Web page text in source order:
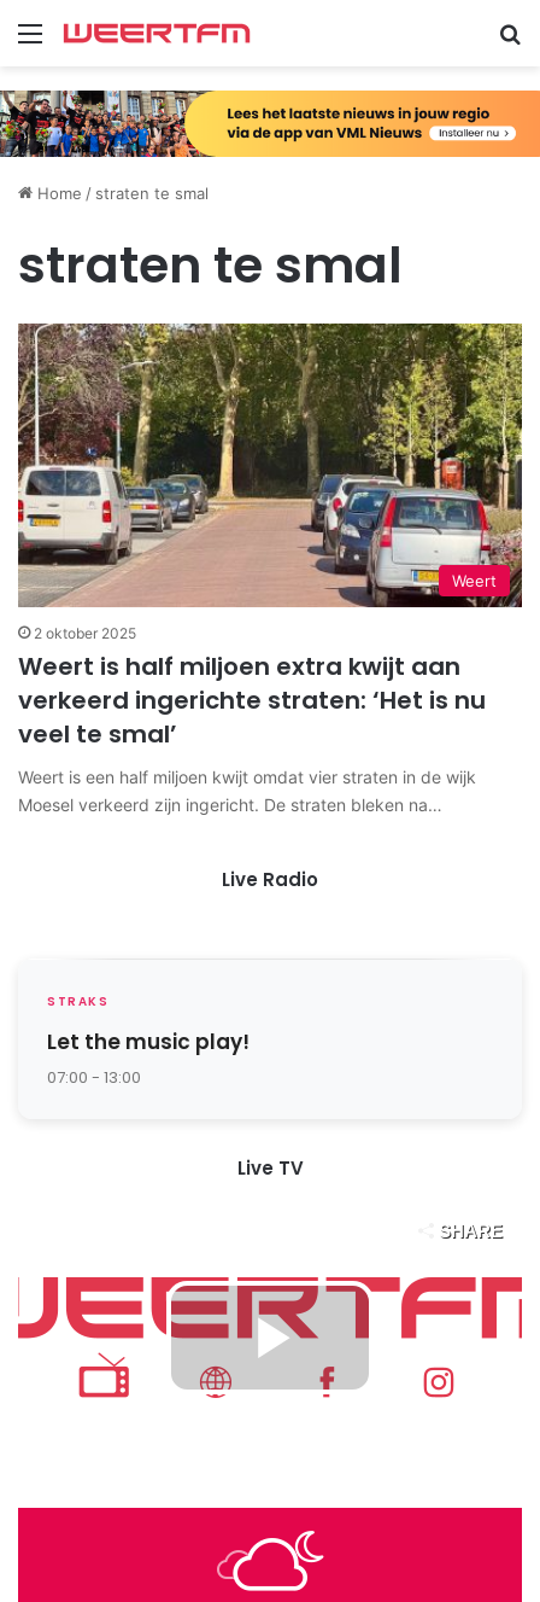
Menu
Home / straten te smal
straten te smal
Weert
2 oktober 2025
Weert is half miljoen extra kwijt aan
verkeerd ingerichte straten: ‘Het is nu
veel te smal’
Weert is een half miljoen kwijt omdat vier straten in de wijk
Moesel verkeerd zijn ingericht. De straten bleken na…
Live Radio
STRAKS
Let the music play!
07:00 - 13:00
Live TV